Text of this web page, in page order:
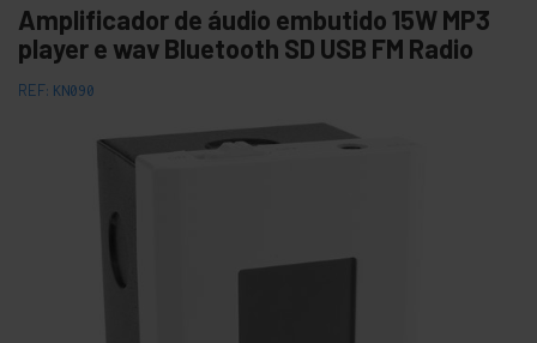
Amplificador de áudio embutido 15W MP3
player e wav Bluetooth SD USB FM Radio
REF: KN090